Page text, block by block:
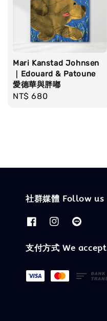
Mari Kanstad Johnsen
｜Edouard & Patoune
愛德華與胖嘟
Regular
NT$ 680
社群媒體 Follow us
支付方式 We accept